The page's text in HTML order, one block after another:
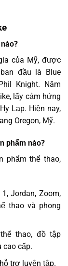
của Mỹ, được
đầu là Blue
Knight. Năm
lấy cảm hứng
Lạp. Hiện nay,
Oregon, Mỹ.
phẩm nào?
phẩm thể thao,
Jordan, Zoom,
thao và phong
thao, đồ tập
cao cấp.
trợ luyện tập.